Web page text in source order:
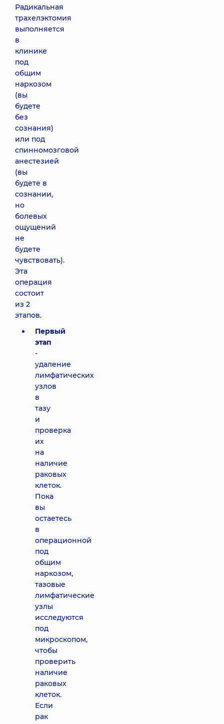
Радикальная
трахелэктомия
выполняется
в
клинике
под
общим
наркозом
(вы
будете
без
сознания)
или под
спинномозговой
анестезией
(вы
будете в
сознании,
но
болевых
ощущений
не
будете
чувствовать).
Эта
операция
состоит
из 2
этапов.
Первый
этап
-
удаление
лимфатических
узлов
в
тазу
и
проверка
их
на
наличие
раковых
клеток.
Пока
вы
остаетесь
в
операционной
под
общим
наркозом,
тазовые
лимфатические
узлы
исследуются
под
микроскопом,
чтобы
проверить
наличие
раковых
клеток.
Если
рак